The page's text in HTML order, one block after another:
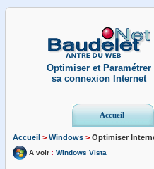
Optimiser et Paramétrer
sa connexion Internet
Accueil
Accueil > Windows > Optimiser
A voir : Windows Vista